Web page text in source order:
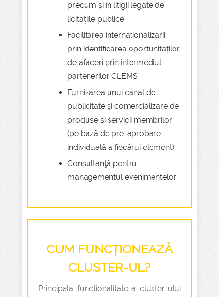
precum şi în litigii legate de
licitațiile publice
Facilitarea internaţionalizării
prin identificarea oportunităților
de afaceri prin intermediul
partenerilor CLEMS
Furnizarea unui canal de
publicitate şi comercializare de
produse şi servicii membrilor
(pe bază de pre-aprobare
individuală a fiecărui element)
Consultanţă pentru
managementul evenimentelor
CUM FUNCȚIONEAZĂ
CLUSTER-UL?
Principala funcționalitate a cluster-ului